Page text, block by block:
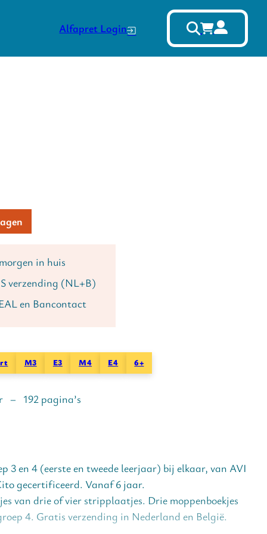
Alfapret Login
aantal
in huis
verzending (NL+B)
en Bancontact
M3 E3 M4 E4 6+
– 192 pagina’s
3 en 4 (eerste en tweede leerjaar) bij elkaar, van AVI
gecertificeerd. Vanaf 6 jaar.
van drie of vier stripplaatjes. Drie moppenboekjes
4. Gratis verzending in Nederland en België.